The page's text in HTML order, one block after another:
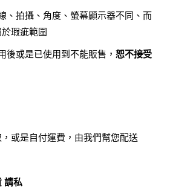
、拍攝、角度、螢幕顯示器不同、而
瑕疵範圍
後或是已使用到不能販售， 恕不接受
或是自付運費，由我們幫您配送
請私